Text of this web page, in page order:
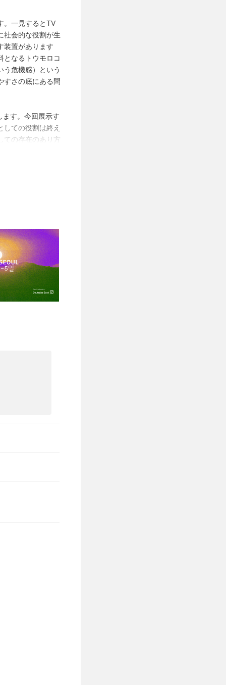
。一見するとTV
社会的な役割が生
装置があります
となるトウモロコ
う危機感）という
すさの底にある問
ます。今回展示す
ての役割は終え
ての存在のあり方